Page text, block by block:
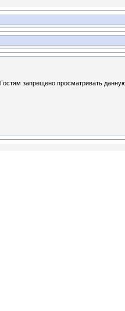
Гостям запрещено просматривать